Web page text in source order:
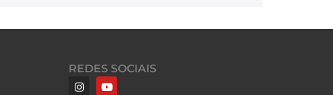
REDES SOCIAIS